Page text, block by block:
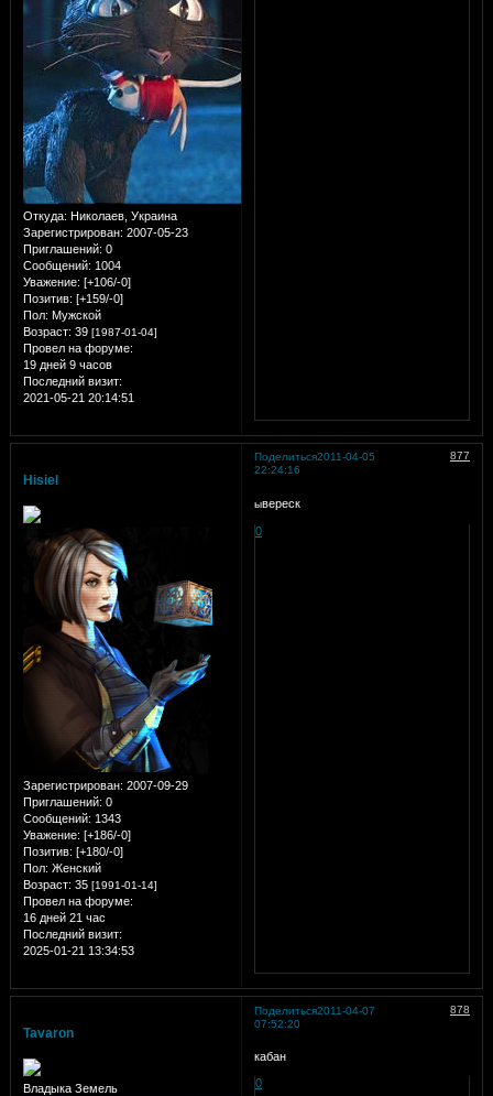
Откуда: Николаев, Украина
Зарегистрирован: 2007-05-23
Приглашений: 0
Сообщений: 1004
Уважение: [+106/-0]
Позитив: [+159/-0]
Пол: Мужской
Возраст: 39 [1987-01-04]
Провел на форуме:
19 дней 9 часов
Последний визит:
2021-05-21 20:14:51
Поделиться 877
2011-04-05
22:24:16
Hisiel
Зарегистрирован: 2007-09-29
Приглашений: 0
Сообщений: 1343
Уважение: [+186/-0]
Позитив: [+180/-0]
Пол: Женский
Возраст: 35 [1991-01-14]
Провел на форуме:
16 дней 21 час
Последний визит:
2025-01-21 13:34:53
ывереск
0
Поделиться 878
2011-04-07
07:52:20
Tavaron
Владыка Земель
кабан
0